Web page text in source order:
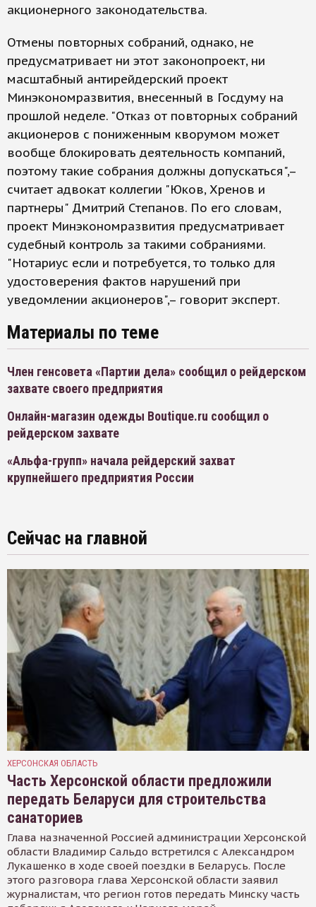
акционерного законодательства.
Отмены повторных собраний, однако, не
предусматривает ни этот законопроект, ни
масштабный антирейдерский проект
Минэкономразвития, внесенный в Госдуму на
прошлой неделе. "Отказ от повторных собраний
акционеров с пониженным кворумом может
вообще блокировать деятельность компаний,
поэтому такие собрания должны допускаться",–
считает адвокат коллегии "Юков, Хренов и
партнеры" Дмитрий Степанов. По его словам,
проект Минэкономразвития предусматривает
судебный контроль за такими собраниями.
"Нотариус если и потребуется, то только для
удостоверения фактов нарушений при
уведомлении акционеров",– говорит эксперт.
Материалы по теме
Член генсовета «Партии дела» сообщил о рейдерском
захвате своего предприятия
Онлайн-магазин одежды Boutique.ru сообщил о
рейдерском захвате
«Альфа-групп» начала рейдерский захват
крупнейшего предприятия России
Сейчас на главной
ХЕРСОНСКАЯ ОБЛАСТЬ
Часть Херсонской области предложили
передать Беларуси для строительства
санаториев
Глава назначенной Россией администрации Херсонской
области Владимир Сальдо встретился с Александром
Лукашенко в ходе своей поездки в Беларусь. После
этого разговора глава Херсонской области заявил
журналистам, что регион готов передать Минску часть